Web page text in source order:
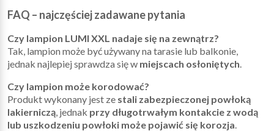
FAQ – najczęściej zadawane pytania
Czy lampion LUMI XXL nadaje się na zewnątrz?
Tak, lampion może być używany na tarasie lub balkonie,
jednak najlepiej sprawdza się w miejscach osłoniętych.
Czy lampion może korodować?
Produkt wykonany jest ze stali zabezpieczonej powłoką
lakierniczą, jednak przy długotrwałym kontakcie z wodą
lub uszkodzeniu powłoki może pojawić się korozja.